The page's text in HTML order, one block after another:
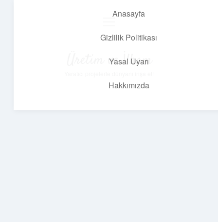
Anasayfa
Gizlilik Politikası
Yasal Uyarı
Hakkımızda
Üretim ve İlham